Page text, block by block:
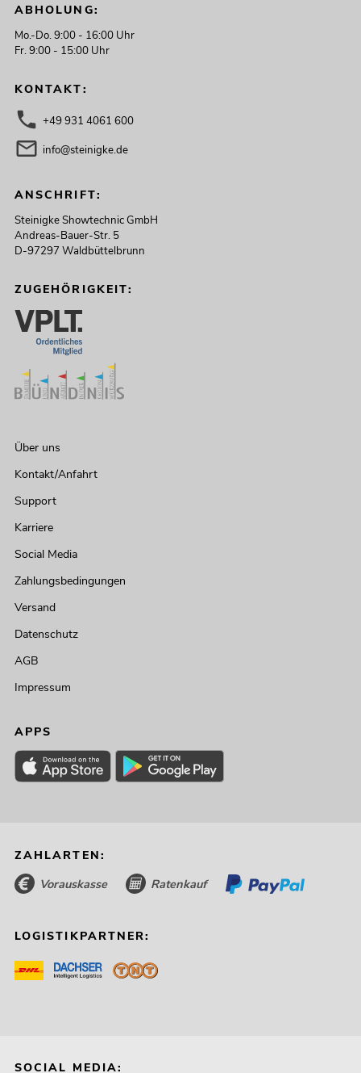
ABHOLUNG:
Mo.-Do. 9:00 - 16:00 Uhr
Fr. 9:00 - 15:00 Uhr
KONTAKT:
+49 931 4061 600
info@steinigke.de
ANSCHRIFT:
Steinigke Showtechnic GmbH
Andreas-Bauer-Str. 5
D-97297 Waldbüttelbrunn
ZUGEHÖRIGKEIT:
Über uns
Kontakt/Anfahrt
Support
Karriere
Social Media
Zahlungsbedingungen
Versand
Datenschutz
AGB
Impressum
APPS
ZAHLARTEN:
Vorauskasse Ratenkauf
LOGISTIKPARTNER:
SOCIAL MEDIA: